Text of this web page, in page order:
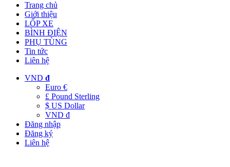
Trang chủ
Giới thiệu
LỐP XE
BÌNH ĐIỆN
PHỤ TÙNG
Tin tức
Liên hệ
VND đ
Euro €
£ Pound Sterling
$ US Dollar
VND đ
Đăng nhập
Đăng ký
Liên hệ